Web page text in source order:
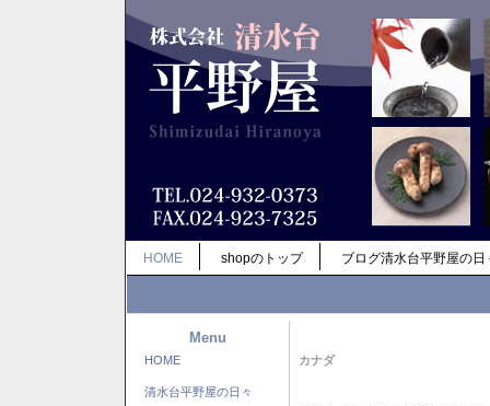
HOME shopのトップ ブログ清水台平野屋の日
Menu
HOME
清水台平野屋の日々
カナダ